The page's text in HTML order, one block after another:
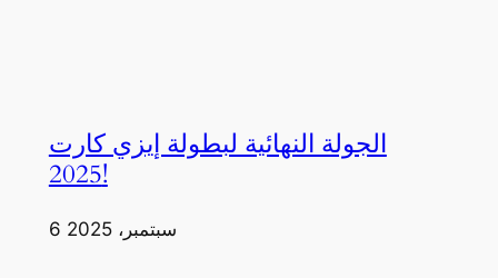
الجولة النهائية لبطولة إيزي كارت
2025!
6 سبتمبر، 2025